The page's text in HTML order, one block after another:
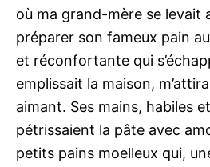
où ma grand-mère se levait
préparer son fameux pain
et réconfortante qui
emplissait la maison,
aimant. Ses mains, habiles
pétrissaient la pâte avec
petits pains moelleux qui,